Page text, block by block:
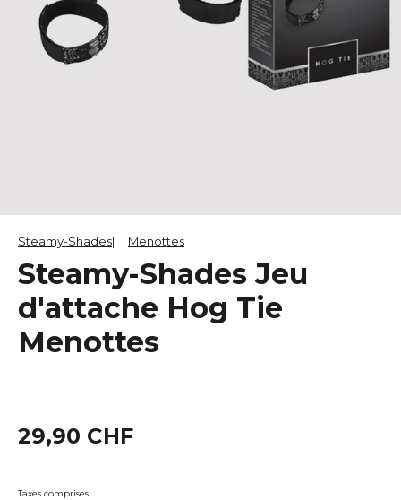
Steamy-Shades Menottes
Steamy-Shades Jeu
d'attache Hog Tie
Menottes
29,90 CHF
Taxes comprises